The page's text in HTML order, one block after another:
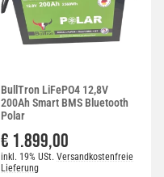
BullTron LiFePO4 12,8V
200Ah Smart BMS Bluetooth
Polar
€ 1.899,00
inkl. 19% USt. Versandkostenfreie
Lieferung